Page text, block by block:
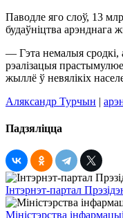
Паводле яго слоў, 13
будаўніцтва арэнднага
— Гэта немалыя сродкі,
рэалізацыя
жыллё ў невялікіх
Аляксандр Турчын |
Падзяліцца
Інтэрнэт-партал
Міністэрства